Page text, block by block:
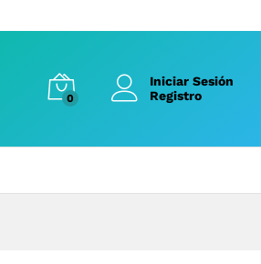
0
Iniciar Sesión
Registro